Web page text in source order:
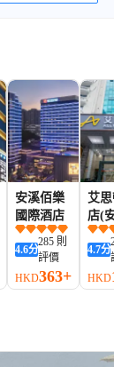
安溪佰樂
國際酒店
4.6分
285 則
評價
HKD363+
艾
店(
政府
4.7分
HKD